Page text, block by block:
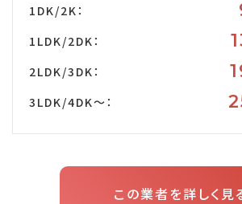
1DK/2K：
1LDK/2DK：
2LDK/3DK：
3LDK/4DK～：
この業者を詳しく見